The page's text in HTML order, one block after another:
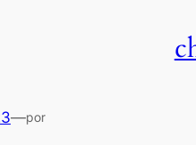
—por